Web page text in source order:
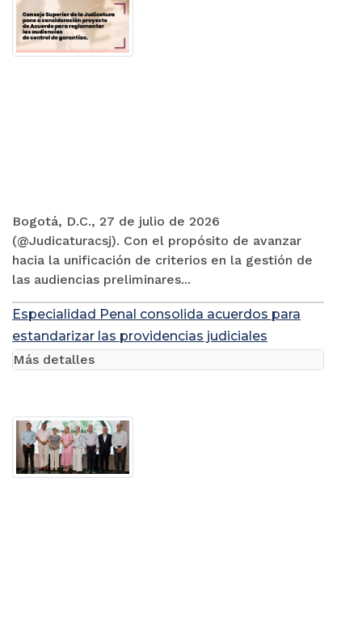
Bogotá, D.C., 27 de julio de 2026
(@Judicaturacsj). Con el propósito de avanzar
hacia la unificación de criterios en la gestión de
las audiencias preliminares...
Especialidad Penal consolida acuerdos para
estandarizar las providencias judiciales
Más detalles